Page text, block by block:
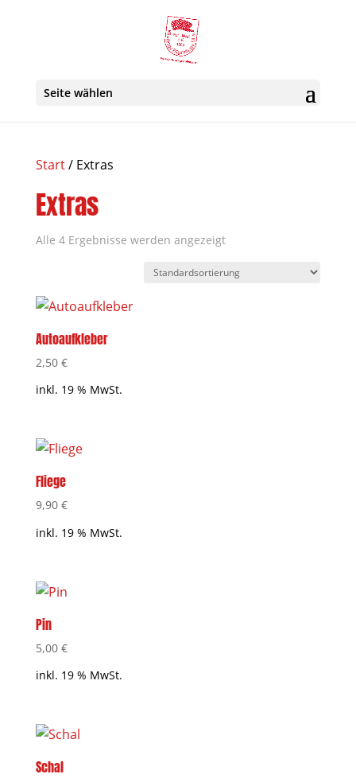
Seite wählen
Start/ Extras
Extras
Alle 4 Ergebnisse werden angezeigt
Autoaufkleber
2,50 €
inkl. 19 % MwSt.
Fliege
9,90 €
inkl. 19 % MwSt.
Pin
5,00 €
inkl. 19 % MwSt.
Schal